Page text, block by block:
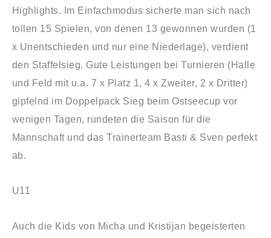
Highlights. Im Einfachmodus sicherte man sich nach
tollen 15 Spielen, von denen 13 gewonnen wurden (1
x Unentschieden und nur eine Niederlage), verdient
den Staffelsieg. Gute Leistungen bei Turnieren (Halle
und Feld mit u.a. 7 x Platz 1, 4 x Zweiter, 2 x Dritter)
gipfelnd im Doppelpack Sieg beim Ostseecup vor
wenigen Tagen, rundeten die Saison für die
Mannschaft und das Trainerteam Basti & Sven perfekt
ab.
U11
Auch die Kids von Micha und Kristijan begeisterten